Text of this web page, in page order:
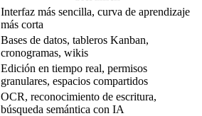
Interfaz más sencilla, curva de aprendizaje
más corta
Bases de datos, tableros Kanban,
cronogramas, wikis
Edición en tiempo real, permisos
granulares, espacios compartidos
OCR, reconocimiento de escritura,
búsqueda semántica con IA